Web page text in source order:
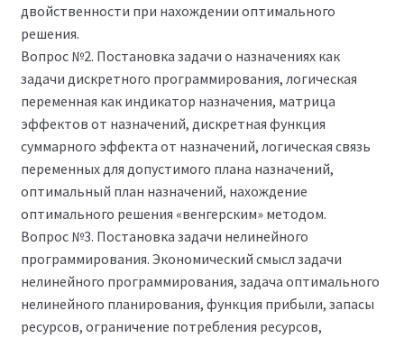
двойственности при нахождении оптимального
решения.
Вопрос №2. Постановка задачи о назначениях как
задачи дискретного программирования, логическая
переменная как индикатор назначения, матрица
эффектов от назначений, дискретная функция
суммарного эффекта от назначений, логическая связь
переменных для допустимого плана назначений,
оптимальный план назначений, нахождение
оптимального решения «венгерским» методом.
Вопрос №3. Постановка задачи нелинейного
программирования. Экономический смысл задачи
нелинейного программирования, задача оптимального
нелинейного планирования, функция прибыли, запасы
ресурсов, ограничение потребления ресурсов,